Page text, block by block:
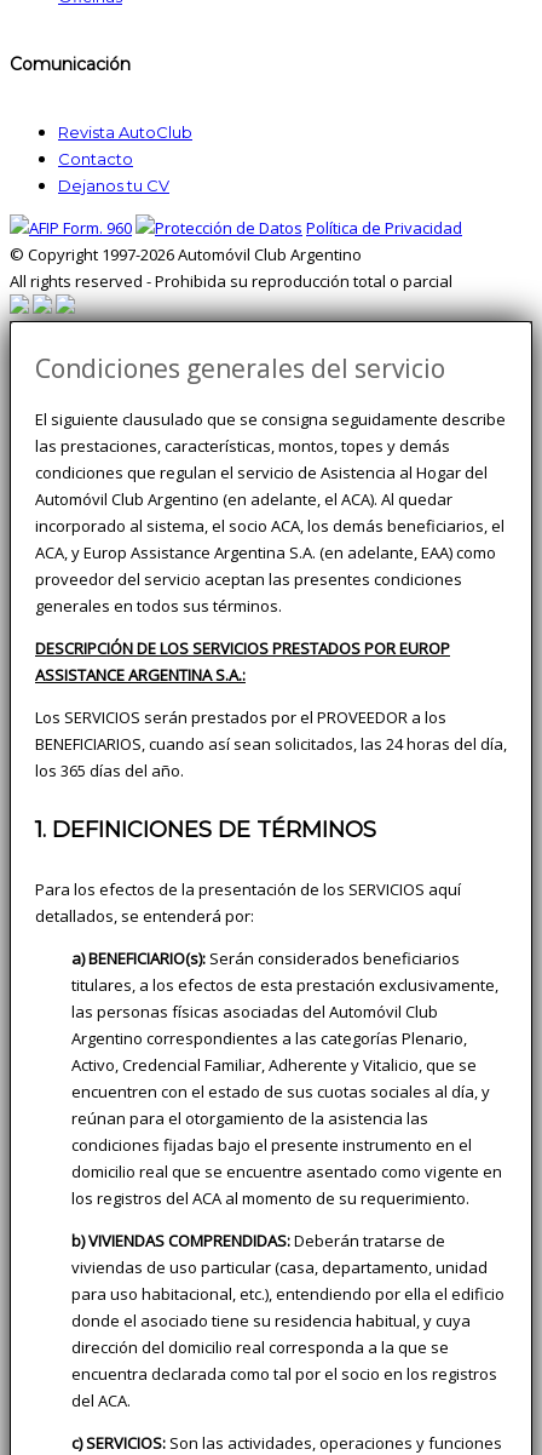
Comunicación
Revista AutoClub
Contacto
Dejanos tu CV
Política de Privacidad
© Copyright 1997-2026 Automóvil Club Argentino
All rights reserved - Prohibida su reproducción total o parcial
Condiciones generales del servicio
El siguiente clausulado que se consigna seguidamente describe
las prestaciones, características, montos, topes y demás
condiciones que regulan el servicio de Asistencia al Hogar del
Automóvil Club Argentino (en adelante, el ACA). Al quedar
incorporado al sistema, el socio ACA, los demás beneficiarios, el
ACA, y Europ Assistance Argentina S.A. (en adelante, EAA) como
proveedor del servicio aceptan las presentes condiciones
generales en todos sus términos.
DESCRIPCIÓN DE LOS SERVICIOS PRESTADOS POR EUROP
ASSISTANCE ARGENTINA S.A.:
Los SERVICIOS serán prestados por el PROVEEDOR a los
BENEFICIARIOS, cuando así sean solicitados, las 24 horas del día,
los 365 días del año.
1. DEFINICIONES DE TÉRMINOS
Para los efectos de la presentación de los SERVICIOS aquí
detallados, se entenderá por:
a) BENEFICIARIO(s): Serán considerados beneficiarios
titulares, a los efectos de esta prestación exclusivamente,
las personas físicas asociadas del Automóvil Club
Argentino correspondientes a las categorías Plenario,
Activo, Credencial Familiar, Adherente y Vitalicio, que se
encuentren con el estado de sus cuotas sociales al día, y
reúnan para el otorgamiento de la asistencia las
condiciones fijadas bajo el presente instrumento en el
domicilio real que se encuentre asentado como vigente en
los registros del ACA al momento de su requerimiento.
b) VIVIENDAS COMPRENDIDAS:Deberán tratarse de
viviendas de uso particular (casa, departamento, unidad
para uso habitacional, etc.), entendiendo por ella el edificio
donde el asociado tiene su residencia habitual, y cuya
dirección del domicilio real corresponda a la que se
encuentra declarada como tal por el socio en los registros
del ACA.
c) SERVICIOS: Son las actividades, operaciones y funciones